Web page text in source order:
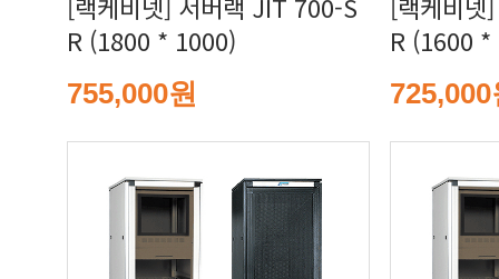
R (1800 * 1000)
755,000원
R (1600
725,000